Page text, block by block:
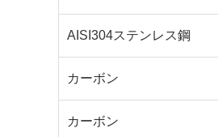
AISI304ステンレス鋼
カーボン
カーボン